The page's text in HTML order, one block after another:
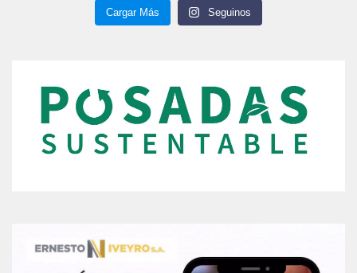
Cargar Más Seguinos